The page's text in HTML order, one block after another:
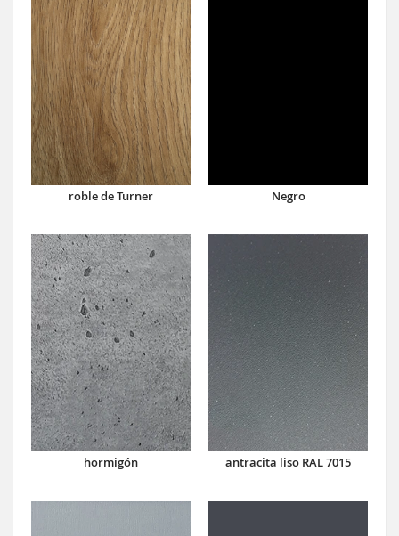
roble de Turner Negro
hormigón antracita liso RAL 7015